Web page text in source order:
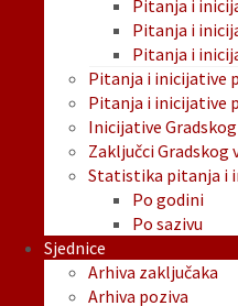
Pitanja i
Pitanja i
Pitanja i
Pitanja i inicijative
Pitanja i inicijative
Inicijative
Zaključci Gradskog
Statistika pitanja i
Po godini
Po sazivu
Sjednice
Arhiva zaključaka
Arhiva poziva